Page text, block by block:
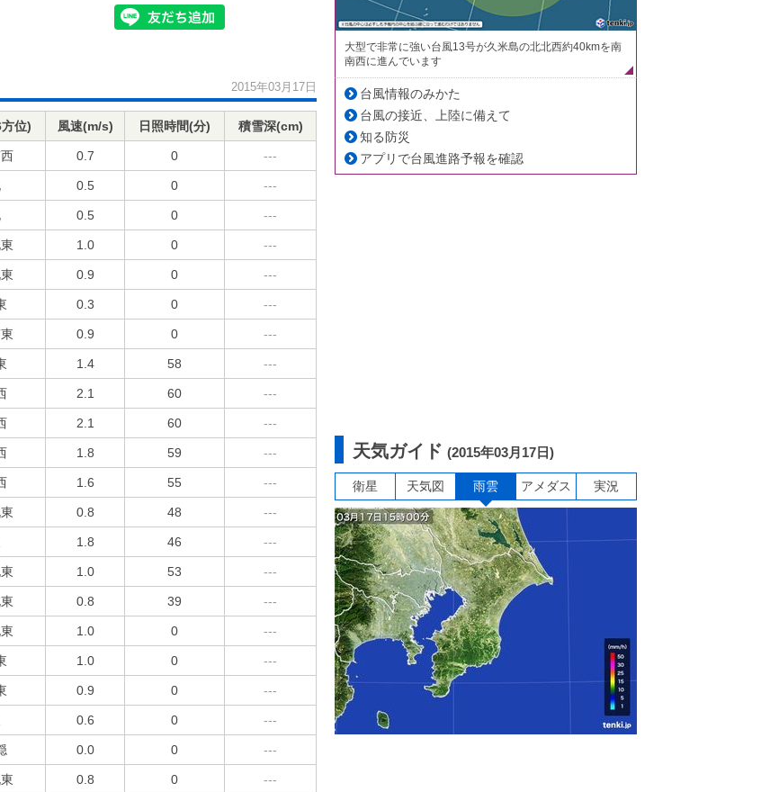
2015年03月17日
位) 風速(m/s) 日照時間(分) 積雪深(cm)
0.7 0 ---
0.5 0 ---
0.5 0 ---
1.0 0 ---
0.9 0 ---
0.3 0 ---
0.9 0 ---
1.4 58 ---
2.1 60 ---
2.1 60 ---
1.8 59 ---
1.6 55 ---
0.8 48 ---
1.8 46 ---
1.0 53 ---
0.8 39 ---
1.0 0 ---
1.0 0 ---
0.9 0 ---
0.6 0 ---
0.0 0 ---
0.8 0 ---
大型で非常に強い台風13号が久米島の北北西約40kmを南
南西に進んでいます
台風情報のみかた
台風の接近、上陸に備えて
知る防災
アプリで台風進路予報を確認
天気ガイド (2015年03月17日)
衛星 天気図 雨雲 アメダス 実況